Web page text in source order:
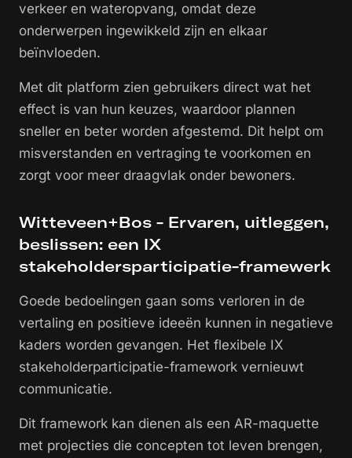
verkeer en wateropvang, omdat deze
onderwerpen ingewikkeld zijn en elkaar
beïnvloeden.
Met dit platform zien gebruikers direct wat het
effect is van hun keuzes, waardoor plannen
sneller en beter worden afgestemd. Dit helpt om
misverstanden en vertraging te voorkomen en
zorgt voor meer draagvlak onder bewoners.
Witteveen+Bos - Ervaren, uitleggen,
beslissen: een IX
stakeholdersparticipatie-framewerk
Goede bedoelingen gaan soms verloren in de
vertaling en positieve ideeën kunnen in negatieve
kaders worden gevangen. Het flexibele IX
stakeholderparticipatie-framework vernieuwt
communicatie.
Dit framework kan dienen als een AR-maquette
met projecties die concepten tot leven brengen,